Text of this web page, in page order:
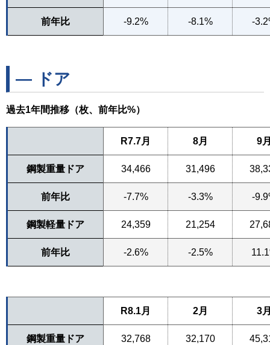
前年比 -9.2% -8.1% -
― ドア
過去1年間推移（枚、前年比%）
R7.7月 8月 9
鋼製重量ドア 34,466 31,496
前年比 -7.7% -3.3% -
鋼製軽量ドア 24,359 21,254
前年比 -2.6% -2.5%
R8.1月 2月 3
鋼製重量ドア 32,768 32,170